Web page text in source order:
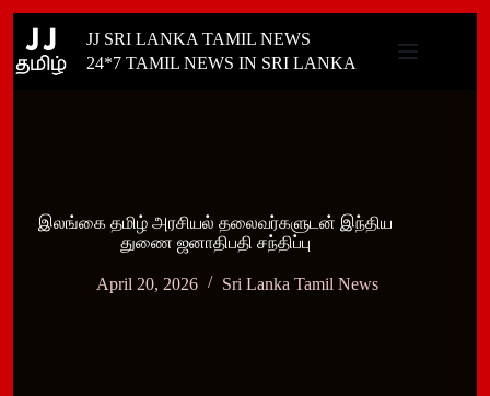
content
JJ SRI LANKA TAMIL NEWS
24*7 TAMIL NEWS IN SRI LANKA
இலங்கை தமிழ் அரசியல் தலைவர்களுடன் இந்திய
துணை ஜனாதிபதி சந்திப்பு
April 20, 2026 Sri Lanka Tamil News